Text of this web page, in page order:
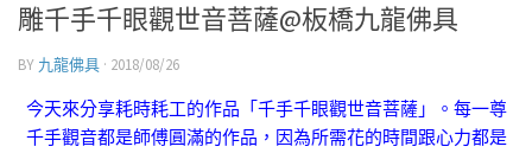
雕千手千眼觀世音菩薩@板橋九龍佛具
BY 九龍佛具 · 2018/08/26
今天來分享耗時耗工的作品「千手千眼觀世音菩薩」。每一尊
千手觀音都是師傅圓滿的作品，因為所需花的時間跟心力都是